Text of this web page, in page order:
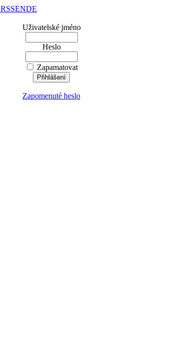
RSSENDE
Uživatelské jméno
Heslo
Zapamatovat
Zapomenuté heslo